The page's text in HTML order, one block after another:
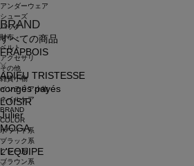
BRAND
すべての商品
FRAPBOIS
ADIEU TRISTESSE
congés payés
LOISIR
Julier
MOGA
L'EQUIPE
アンダーウェア
シューズ
バッグ
財布
ベルト
アクセサリ
その他
雑貨小物
インテリア小物
ネイルケア
BRAND
COLOR
ホワイト系
ブラック系
グレー系
ブラウン系